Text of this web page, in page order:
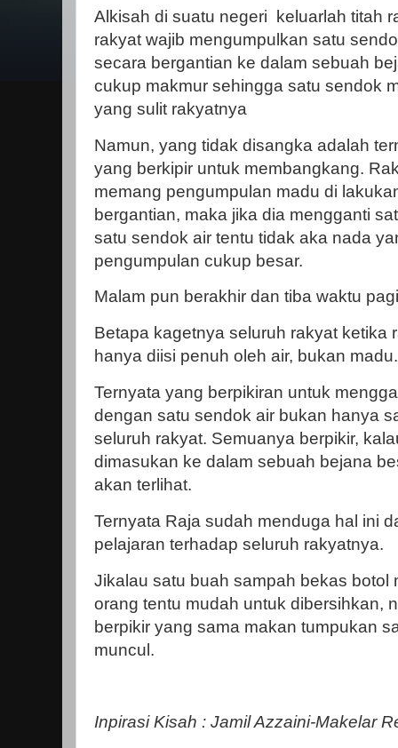
Alkisah di suatu negeri keluarlah titah
rakyat wajib mengumpulkan satu
secara bergantian ke dalam sebuah
cukup makmur sehingga satu sendok
yang sulit rakyatnya
Namun, yang tidak disangka adalah
yang berkipir untuk membangkang.
memang pengumpulan madu di
bergantian, maka jika dia mengganti
satu sendok air tentu tidak aka nada
pengumpulan cukup besar.
Malam pun berakhir dan tiba waktu
Betapa kagetnya seluruh rakyat ketika
hanya diisi penuh oleh air, bukan madu.
Ternyata yang berpikiran untuk
dengan satu sendok air bukan hanya
seluruh rakyat. Semuanya berpikir,
dimasukan ke dalam sebuah bejana
akan terlihat.
Ternyata Raja sudah menduga hal ini
pelajaran terhadap seluruh rakyatnya.
Jikalau satu buah sampah bekas botol
orang tentu mudah untuk dibersihkan,
berpikir yang sama makan tumpukan
muncul.
Inpirasi Kisah : Jamil Azzaini-Makelar